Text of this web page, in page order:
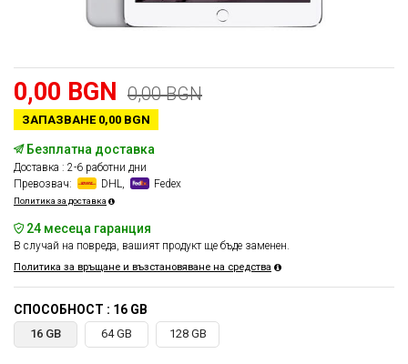
0,00 BGN 0,00 BGN
ЗАПАЗВАНЕ 0,00 BGN
Безплатна доставка
Доставка : 2-6 работни дни
Превозвач:
DHL, Fedex
Политика за доставка
24 месеца гаранция
В случай на повреда, вашият продукт ще бъде заменен.
Политика за връщане и възстановяване на средства
СПОСОБНОСТ : 16 GB
16 GB 64 GB 128 GB